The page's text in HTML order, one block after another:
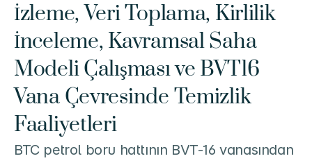
İzleme, Veri Toplama, Kirlilik
İnceleme, Kavramsal Saha
Modeli Çalışması ve BVT16
Vana Çevresinde Temizlik
Faaliyetleri
BTC petrol boru hattının BVT-16 vanasından